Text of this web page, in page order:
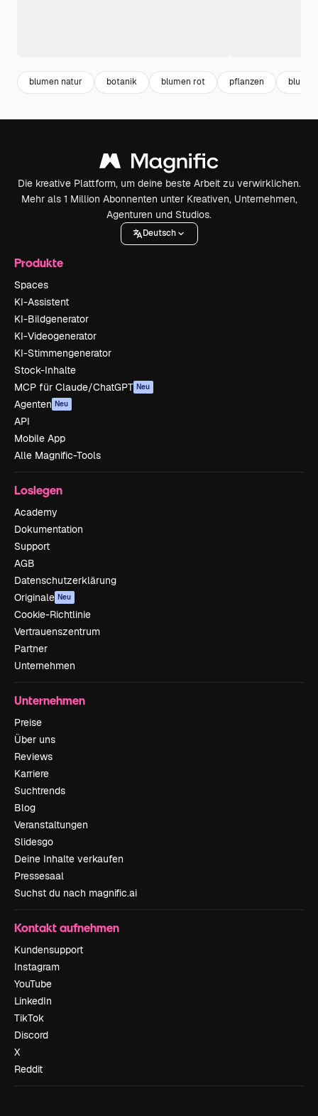
blumen natur botanik blumen rot pflanzen blumen
Die kreative Plattform, um deine beste Arbeit zu verwirklichen.
Mehr als 1 Million Abonnenten unter Kreativen, Unternehmen,
Agenturen und Studios.
Deutsch
Produkte
Spaces
KI-Assistent
KI-Bildgenerator
KI-Videogenerator
KI-Stimmengenerator
Stock-Inhalte
MCP für Claude/ChatGPT Neu
Agenten Neu
API
Mobile App
Alle Magnific-Tools
Loslegen
Academy
Dokumentation
Support
AGB
Datenschutzerklärung
Originale Neu
Cookie-Richtlinie
Vertrauenszentrum
Partner
Unternehmen
Unternehmen
Preise
Über uns
Reviews
Karriere
Suchtrends
Blog
Veranstaltungen
Slidesgo
Deine Inhalte verkaufen
Pressesaal
Suchst du nach magnific.ai
Kontakt aufnehmen
Kundensupport
Instagram
YouTube
LinkedIn
TikTok
Discord
X
Reddit